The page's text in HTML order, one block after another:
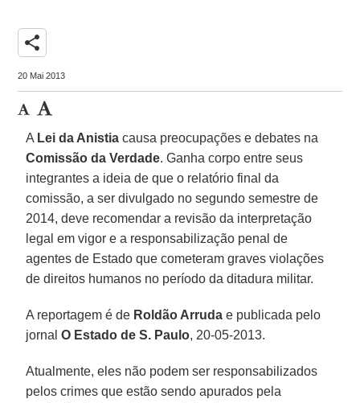
share
20 Mai 2013
A Lei da Anistia causa preocupações e debates na
Comissão da Verdade. Ganha corpo entre seus
integrantes a ideia de que o relatório final da
comissão, a ser divulgado no segundo semestre de
2014, deve recomendar a revisão da interpretação
legal em vigor e a responsabilização penal de
agentes de Estado que cometeram graves violações
de direitos humanos no período da ditadura militar.
A reportagem é de Roldão Arruda e publicada pelo
jornalO Estado de S. Paulo, 20-05-2013.
Atualmente, eles não podem ser responsabilizados
pelos crimes que estão sendo apurados pela